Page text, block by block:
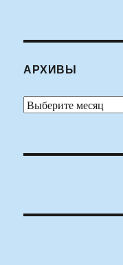
АРХИВЫ
Архивы